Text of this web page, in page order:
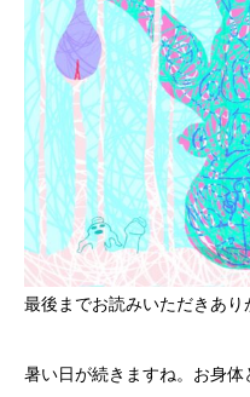
最後までお読みいただきあり
暑い日が続きますね。お身体